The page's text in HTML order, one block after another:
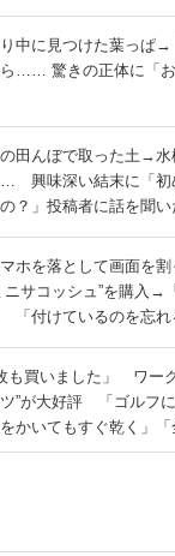
中に見つけた葉っぱ→
…… 驚きの正体に「
田んぼで取った土→水
興味深い結末に「初
？」投稿者に話を聞い
マホを落として画面を
ニサコッシュ”を購入→
「付けているのを忘れ
も買いました」 ワー
”が大好評 「ゴルフ
をかいてもすぐ乾く」